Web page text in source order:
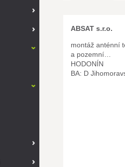
ABSAT s.r.o.
montáž anténní
a pozemní…
HODONÍN
BA: D